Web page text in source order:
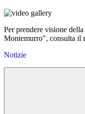
Per prendere visione
Montemurro", consulta il
Notizie